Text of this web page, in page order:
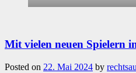
Mit vielen neuen Spielern
Posted on 22. Mai 2024 by